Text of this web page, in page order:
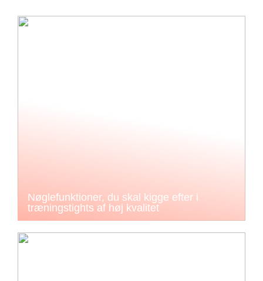
Nøglefunktioner, du skal kigge efter i
træningstights af høj kvalitet